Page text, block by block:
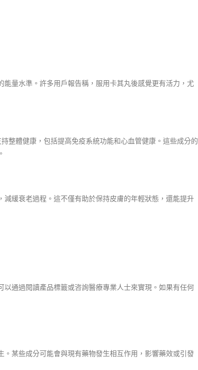
量水準。許多用戶報告稱，服用卡其丸後感覺更有活力，尤
整體健康，包括提高免疫系統功能和心血管健康。這些成分的
緩衰老過程。這不僅有助於保持皮膚的年輕狀態，還能提升
通過閱讀產品標籤或咨詢醫療專業人士來實現。如果有任何
某些成分可能會與現有藥物發生相互作用，影響藥效或引發